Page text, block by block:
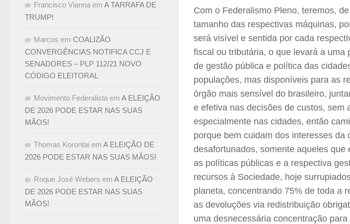
Com o Federalismo Pleno, teremos,
tamanho das respectivas máquinas,
será visível e sentida por cada
fiscal ou tributária, o que levará a
de gestão pública e política das
populações, mas disponíveis para as
órgão mais sensível do brasileiro,
e efetiva nas decisões de custos,
especialmente nas cidades, então
porque bem cuidam dos interesses
desafortunados, somente aqueles
as políticas públicas e a respectiva
recursos à Sociedade, hoje
planeta, concentrando 75% de toda a
as devoluções via redistribuição
uma desnecessária concentração
Francisco Vianna em A TARRAFA DE
TRUMP!
Marcos em COALIZÃO
CONVERGÊNCIAS NOTIFICA CCJ E
SENADORES – PLP 112/21 NOVO
CÓDIGO ELEITORAL
Movimento Federalista em A ELEIÇÃO
DE 2026 PODE ESTAR NAS SUAS
MÃOS!
Thomas Korontai em A ELEIÇÃO DE
2026 PODE ESTAR NAS SUAS MÃOS!
Roque José Webers em A ELEIÇÃO
DE 2026 PODE ESTAR NAS SUAS
MÃOS!